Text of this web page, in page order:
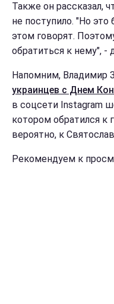
Также он рассказал,
не поступило. "Но это
этом говорят.
обратиться к нему", -
Напомним, Владимир
украинцев с Днем
в соцсети Instagram
котором обратился к
вероятно, к
Рекомендуем к